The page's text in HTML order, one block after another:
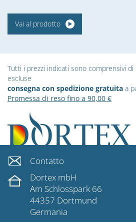
Vai al prodotto
Tutti i prezzi indicati sono comprensivi di
escluse
consegna con spedizione gratuita a
Promessa di reso fino a 90,00 €
Contatto
Dortex mbH
Am Schlosspark 66
44357 Dortmund
Germania